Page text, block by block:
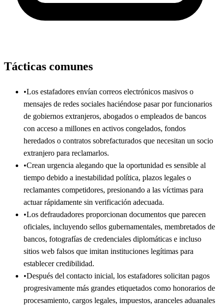
Tácticas comunes
•Los estafadores envían correos electrónicos masivos o
mensajes de redes sociales haciéndose pasar por funcionarios
de gobiernos extranjeros, abogados o empleados de bancos
con acceso a millones en activos congelados, fondos
heredados o contratos sobrefacturados que necesitan un socio
extranjero para reclamarlos.
•Crean urgencia alegando que la oportunidad es sensible al
tiempo debido a inestabilidad política, plazos legales o
reclamantes competidores, presionando a las víctimas para
actuar rápidamente sin verificación adecuada.
•Los defraudadores proporcionan documentos que parecen
oficiales, incluyendo sellos gubernamentales, membretados de
bancos, fotografías de credenciales diplomáticas e incluso
sitios web falsos que imitan instituciones legítimas para
establecer credibilidad.
•Después del contacto inicial, los estafadores solicitan pagos
progresivamente más grandes etiquetados como honorarios de
procesamiento, cargos legales, impuestos, aranceles aduanales